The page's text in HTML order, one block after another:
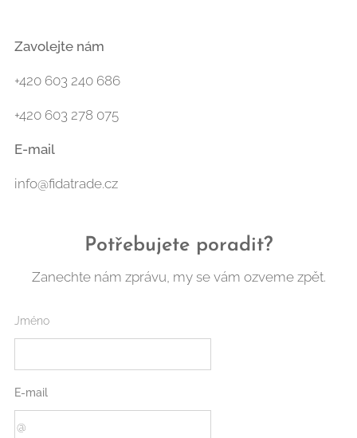
Zavolejte nám
+420 603 240 686
+420 603 278 075
E-mail
info@fidatrade.cz
Potřebujete poradit?
Zanechte nám zprávu, my se vám ozveme zpět.
Jméno
E-mail